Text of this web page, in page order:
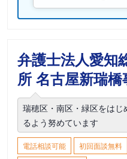
弁護士法人愛知
所 名古屋新瑞
瑞穂区・南区・緑区をはじ
るよう努めています
電話相談可能 初回面談無料